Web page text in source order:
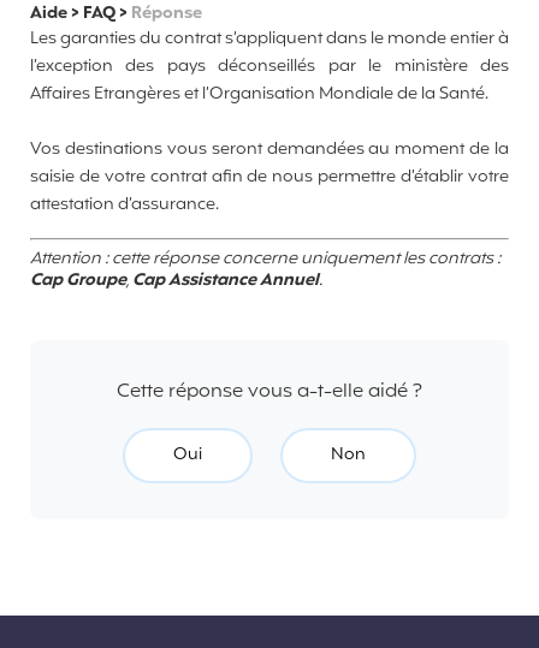
Aide> FAQ> Réponse
Les garanties du contrat s’appliquent dans le monde entier à
l’exception des pays déconseillés par le ministère des
Affaires Etrangères et l’Organisation Mondiale de la Santé.
Vos destinations vous seront demandées au moment de la
saisie de votre contrat afin de nous permettre d’établir votre
attestation d’assurance.
Attention : cette réponse concerne uniquement les contrats :
Cap Groupe,Cap Assistance Annuel.
Cette réponse vous a-t-elle aidé ?
Oui Non